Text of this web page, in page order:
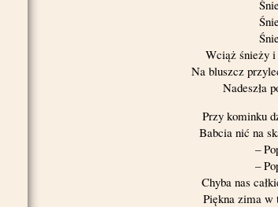
Wciąż śnieży i
Na bluszcz
Nadeszła
Przy kominku
Babcia nić na
–
–
Chyba nas
Piękna zima w